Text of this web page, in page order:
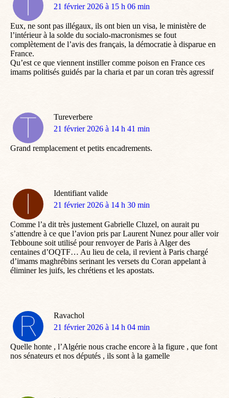
dit
21 février 2026 à 15 h 06 min
Eux, ne sont pas illégaux, ils ont bien un visa, le ministère de
l’intérieur à la solde du socialo-macronismes se fout
complètement de l’avis des français, la démocratie à disparue en
France.
Qu’est ce que viennent instiller comme poison en France ces
imams politisés guidés par la charia et par un coran très agressif
Tureverbere
dit
21 février 2026 à 14 h 41 min
Grand remplacement et petits encadrements.
Identifiant valide
dit
21 février 2026 à 14 h 30 min
Comme l’a dit très justement Gabrielle Cluzel, on aurait pu
s’attendre à ce que l’avion pris par Laurent Nunez pour aller voir
Tebboune soit utilisé pour renvoyer de Paris à Alger des
centaines d’OQTF… Au lieu de cela, il revient à Paris chargé
d’imams maghrébins serinant les versets du Coran appelant à
éliminer les juifs, les chrétiens et les apostats.
Ravachol
dit
21 février 2026 à 14 h 04 min
Quelle honte , l’Algérie nous crache encore à la figure , que font
nos sénateurs et nos députés , ils sont à la gamelle